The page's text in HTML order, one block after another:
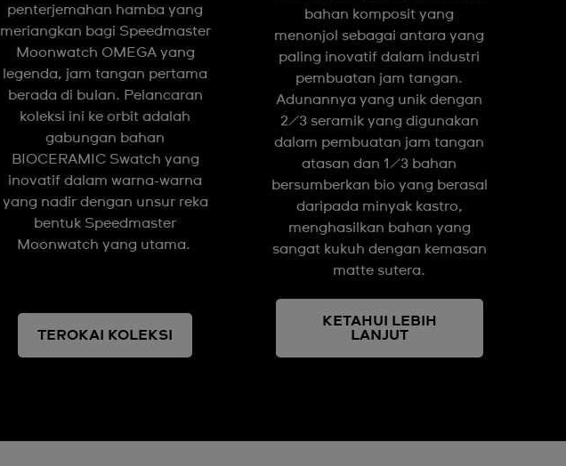
penterjemahan hamba yang
meriangkan bagi Speedmaster
Moonwatch OMEGA yang
legenda, jam tangan pertama
berada di bulan. Pelancaran
koleksi ini ke orbit adalah
gabungan bahan
BIOCERAMIC Swatch yang
inovatif dalam warna-warna
yang nadir dengan unsur reka
bentuk Speedmaster
Moonwatch yang utama.
TEROKAI KOLEKSI
bahan komposit yang
menonjol sebagai antara yang
paling inovatif dalam industri
pembuatan jam tangan.
Adunannya yang unik dengan
2/3 seramik yang digunakan
dalam pembuatan jam tangan
atasan dan 1/3 bahan
bersumberkan bio yang berasal
daripada minyak kastro,
menghasilkan bahan yang
sangat kukuh dengan kemasan
matte sutera.
KETAHUI LEBIH
LANJUT